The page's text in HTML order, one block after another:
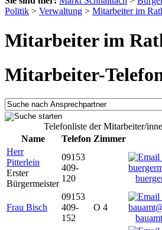
Politik > Verwaltung > Mitarbeiter im
Mitarbeiter im
Mitarbeiter-
Telefonliste der Mitarbeiter/
Name
Telefon Zimmer
Herr
Pitterlein
Erster
Bürgermeister
09153
409-
120
Frau Bisch
09153
409-
152
O 4